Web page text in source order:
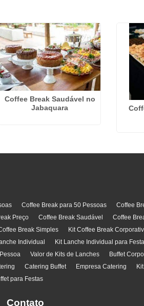
Coffee Break Saudável no
Jabaquara
Coffee Break para 50 Pessoas Coffee
Preço Coffee Break Saudável Coffee
Break Simples Kit Coffee Break
Individual Kit Lanche Individual para
Valor de Kits de Lanches Buffet
Catering Buffet Empresa Catering
para Festas
Contato